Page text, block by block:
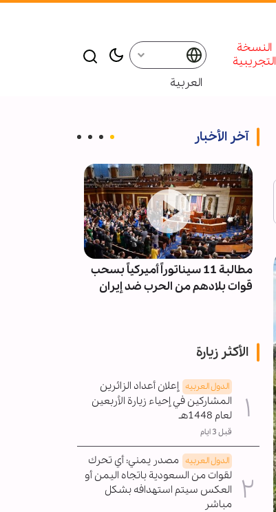
النسخة
التجريبية
العربية
آخر الأخبار
مطالبة 11 سيناتوراً أميركياً بسحب
قوات بلادهم من الحرب ضد إيران
الأكثر زيارة
الدول العربیه إعلان أعداد الزائرين
المشاركين في إحياء زيارة الأربعين
لعام 1448هـ
قبل 3 ايام
الدول العربیه مصدر يمني: أي تحرك
لقوات من السعودية باتجاه اليمن أو
العكس سيتم استهدافه بشكل
مباشر